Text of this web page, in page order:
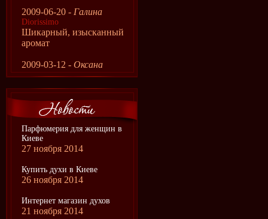
2009-06-20 - Галина
Diorissimo
Шикарный, изысканный
аромат
2009-03-12 - Оксана
Парфюмерия для женщин в
Киеве
27 ноября 2014
Купить духи в Киеве
26 ноября 2014
Интернет магазин духов
21 ноября 2014